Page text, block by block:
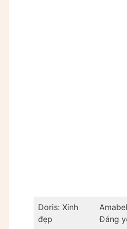
Doris: Xinh
đẹp
Đáng